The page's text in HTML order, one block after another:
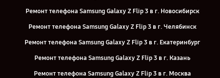
Ремонт телефона Samsung Galaxy Z Flip 3 в г. Новосибирск
Ремонт телефона Samsung Galaxy Z Flip 3 в г. Челябинск
Ремонт телефона Samsung Galaxy Z Flip 3 в г. Екатеринбург
Ремонт телефона Samsung Galaxy Z Flip 3 в г. Казань
Ремонт телефона Samsung Galaxy Z Flip 3 в г. Москва